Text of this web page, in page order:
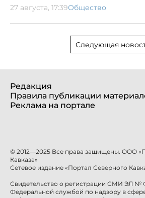
27 августа, 17:39Общество
Следующая
Редакция
Правила публикации
Реклама на портале
© 2012—2025 Все права защищены. ООО
Кавказа»
Сетевое издание «Портал Северного
Свидетельство о регистрации СМИ ЭЛ №
Федеральной службой по надзору в